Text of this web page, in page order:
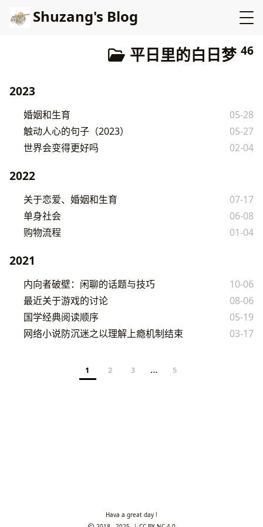
Shuzang's Blog
平日里的白日梦 46
2023
婚姻和生育
05-28
触动人心的句子（2023）
05-27
世界会变得更好吗
02-04
2022
关于恋爱、婚姻和生育
07-17
单身社会
06-08
购物流程
01-04
2021
内向者破壁：闲聊的话题与技巧
10-06
最近关于游戏的讨论
08-06
国学经典阅读顺序
05-19
网络小说防沉迷之以理解上瘾机制结束
03-17
1 2 3 … 5
Hava a great day !